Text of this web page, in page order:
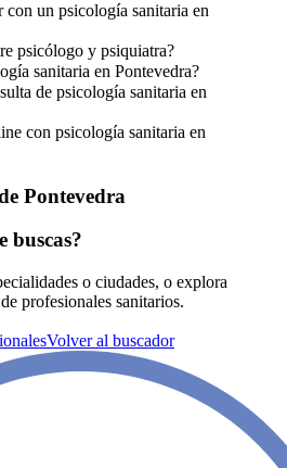
con un psicología sanitaria en
psicólogo y psiquiatra?
sanitaria en Pontevedra?
de psicología sanitaria en
con psicología sanitaria en
Pontevedra
buscas?
o ciudades, o explora
profesionales sanitarios.
Volver al buscador